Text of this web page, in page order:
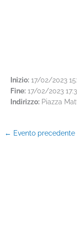
Inizio: 17/02/2023
Fine: 17/02/2023
Indirizzo: Piazza
← Evento precedente